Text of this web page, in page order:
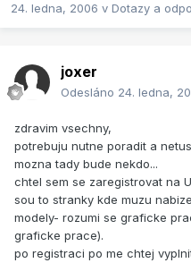
24. ledna, 2006 v Dotazy a
joxer
Odesláno 24. ledna,
zdravim vsechny,
potrebuju nutne poradit a
mozna tady bude nekdo...
chtel sem se zaregistrovat na
sou to stranky kde muzu
modely- rozumi se graficke
graficke prace).
po registraci po me chtej